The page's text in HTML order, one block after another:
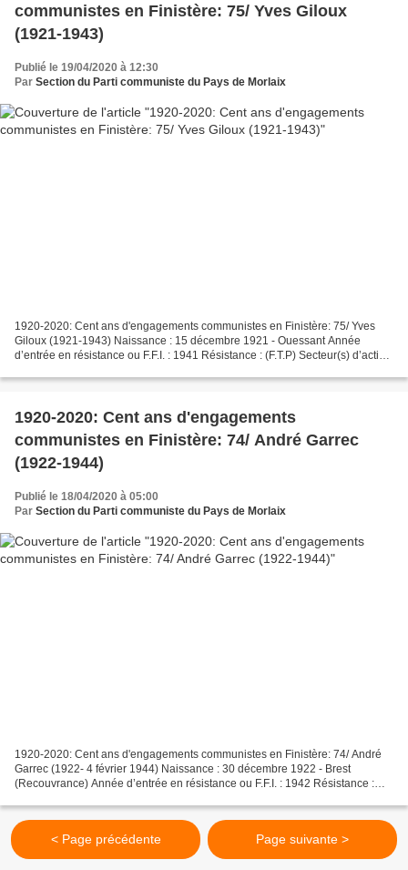
communistes en Finistère: 75/ Yves Giloux
(1921-1943)
Publié le 19/04/2020 à 12:30
Par Section du Parti communiste du Pays de Morlaix
1920-2020: Cent ans d'engagements communistes en Finistère: 75/ Yves
Giloux (1921-1943) Naissance : 15 décembre 1921 - Ouessant Année
d’entrée en résistance ou F.F.I. : 1941 Résistance : (F.T.P) Secteur(s) d’action
1920-2020: Cent ans d'engagements
communistes en Finistère: 74/ André Garrec
(1922-1944)
Publié le 18/04/2020 à 05:00
Par Section du Parti communiste du Pays de Morlaix
1920-2020: Cent ans d'engagements communistes en Finistère: 74/ André
Garrec (1922- 4 février 1944) Naissance : 30 décembre 1922 - Brest
(Recouvrance) Année d’entrée en résistance ou F.F.I. : 1942 Résistance :
< Page précédente Page suivante >